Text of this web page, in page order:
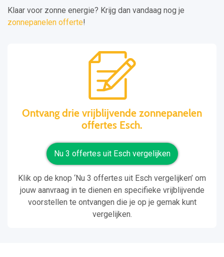
Klaar voor zonne energie? Krijg dan vandaag nog je
zonnepanelen offerte!
Ontvang drie vrijblijvende zonnepanelen
offertes Esch.
Nu 3 offertes uit Esch vergelijken
Klik op de knop ‘Nu 3 offertes uit Esch vergelijken’ om
jouw aanvraag in te dienen en specifieke vrijblijvende
voorstellen te ontvangen die je op je gemak kunt
vergelijken.